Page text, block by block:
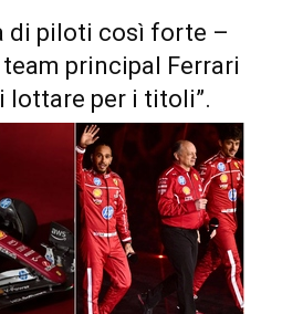
di piloti così forte –
principal Ferrari
lottare per i titoli”.